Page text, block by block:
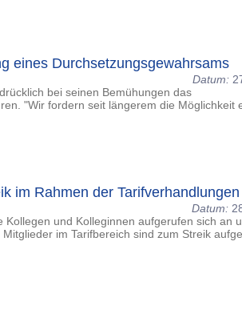
eines Durchsetzungsgewahrsams
Datum:
bei seinen Bemühungen das
"Wir fordern seit längerem die Möglichkeit
im Rahmen der
Datum:
und Kolleginnen aufgerufen sich an
im Tarifbereich sind zum Streik